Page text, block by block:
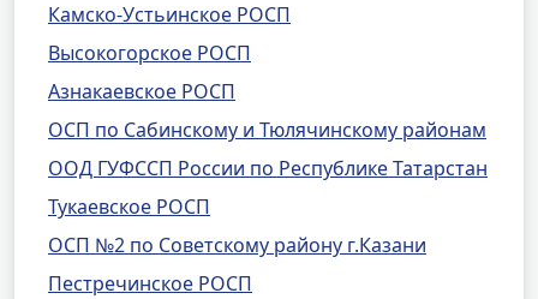
Камско-Устьинское РОСП
Высокогорское РОСП
Азнакаевское РОСП
ОСП по Сабинскому и Тюлячинскому районам
ООД ГУФССП России по Республике Татарстан
Тукаевское РОСП
ОСП №2 по Советскому району г.Казани
Пестречинское РОСП